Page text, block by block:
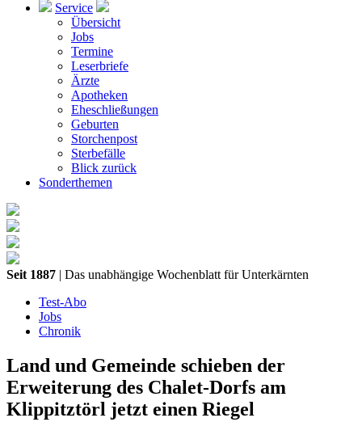
Service
Übersicht
Jobs
Termine
Leserbriefe
Ärzte
Apotheken
Eheschließungen
Geburten
Storchenpost
Sterbefälle
Blick zurück
Sonderthemen
Seit 1887 | Das unabhängige Wochenblatt für Unterkärnten
Test-Abo
Jobs
Chronik
Land und Gemeinde schieben der
Erweiterung des Chalet-Dorfs am
Klippitztörl jetzt einen Riegel